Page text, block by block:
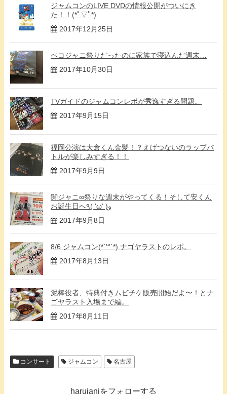
ジャムコンのLIVE DVDの情報公開がついにき
た！！(*ﾟ▽ﾟ*)
2017年12月25日
ペコジャニ祭りだったのに家族で寝込んだ週末…
2017年10月30日
TVガイドのジャムコンレポが秀逸すぎる問題。
2017年9月15日
福岡公演は大倉くん金髪！？えげつないのラップバ
トルが楽しみすぎる！！
2017年9月9日
関ジャニ∞祭りな週末がやってくる！そして安くん
お誕生日へ٩( 'ω' )و
2017年9月8日
8/6 ジャムコン(*´꒳`*) ナゴヤラストのレポ。
2017年8月13日
泥棒役者、特典付きムビチケ販売開始だよ〜！とナ
ゴヤラスト入場まで編。
2017年8月11日
コンサート ジャムコン 名古屋
harujaniをフォローする